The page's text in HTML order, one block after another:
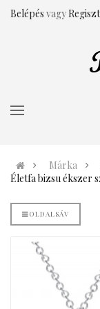
Belépés vagy
Márka
Életfa bizsu ékszer
OLDALSÁV